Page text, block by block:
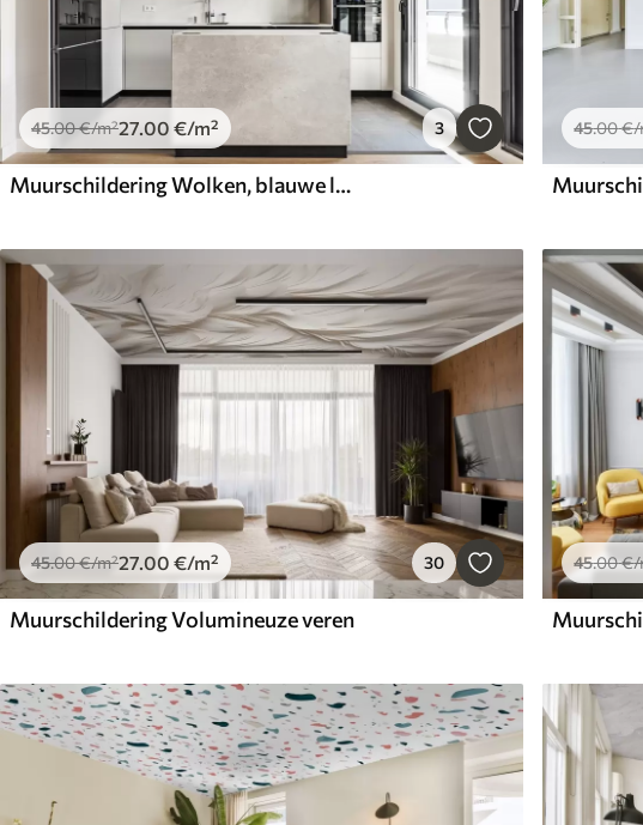
45.00€/m²27.00 €/m² 3
Muurschildering Wolken, blauwe lucht
45.00€/
45.00€/m²27 .00 €/m² 30
Muurschildering Volumineuze veren
45.00€/